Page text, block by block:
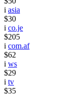
i asia
$30
i co.je
$205
i com.af
$62
i ws
$29
i tv
$35